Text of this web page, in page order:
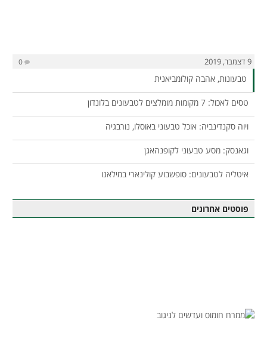
9 דצמבר, 2019 0
טבעונות, אהבה קולומביאנית
טסים לאכול: 7 מקומות מומלצים לטבעונים בלונדון
ויוה סקנדינביה: אוכל טבעוני באוסלו, נורבגיה
וגאנסק: מסע טבעוני לקופנהאגן
איטליה לטבעונים: סופשבוע קולינארי במילאנו
פוסטים אחרונים